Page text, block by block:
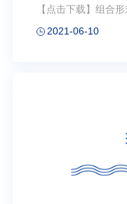
【点击下载】组合
2021-06-10